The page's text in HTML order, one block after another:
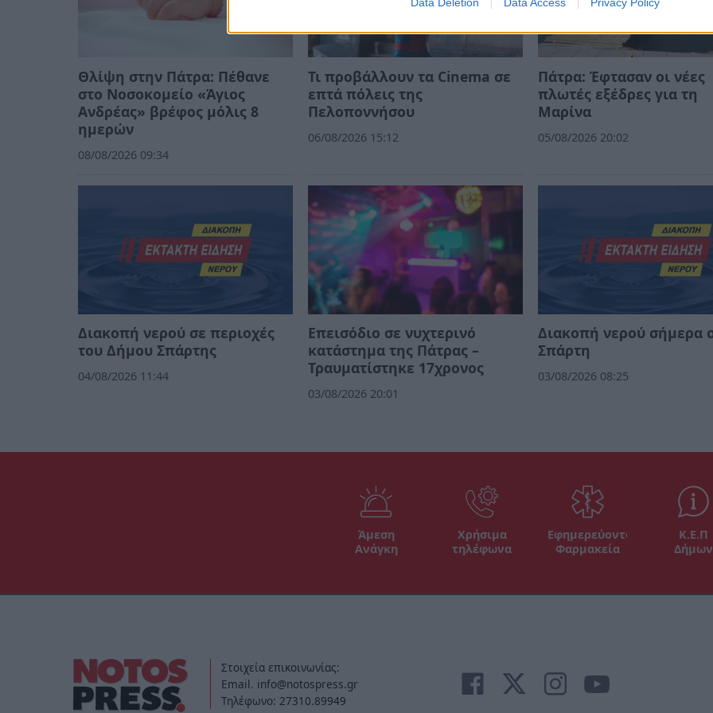
Θλίψη στην Πάτρα: Πέθανε
στο Νοσοκομείο «Άγιος
Ανδρέας» βρέφος μόλις 8
ημερών
08/08/2026 09:34
Τι προβάλλουν τα Cinema σε
επτά πόλεις της
Πελοποννήσου
06/08/2026 15:12
Πάτρα: Έφτασαν οι νέες
πλωτές εξέδρες για τη
Μαρίνα
05/08/2026 20:02
Διακοπή νερού σε περιοχές
του Δήμου Σπάρτης
04/08/2026 11:44
Επεισόδιο σε νυχτερινό
κατάστημα της Πάτρας –
Τραυματίστηκε 17χρονος
03/08/2026 20:01
Διακοπή νερού σήμερα
Σπάρτη
03/08/2026 08:25
Άμεση
Ανάγκη
Χρήσιμα
τηλέφωνα
Εφημερεύοντα
Φαρμακεία
Κ.Ε.Π
Δήμων
Στοιχεία επικοινωνίας:
Email. info@notospress.gr
Τηλέφωνο: 27310.89949